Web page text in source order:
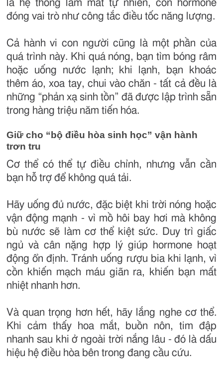
là hệ thống làm mát tự nhiên, còn hormone
đóng vai trò như công tắc điều tốc năng lượng.
Cả hành vi con người cũng là một phần của
quá trình này. Khi quá nóng, bạn tìm bóng râm
hoặc uống nước lạnh; khi lạnh, bạn khoác
thêm áo, xoa tay, chui vào chăn - tất cả đều là
những “phản xạ sinh tồn” đã được lập trình sẵn
trong hàng triệu năm tiến hóa.
Giữ cho “bộ điều hòa sinh học” vận hành
trơn tru
Cơ thể có thể tự điều chỉnh, nhưng vẫn cần
bạn hỗ trợ để không quá tải.
Hãy uống đủ nước, đặc biệt khi trời nóng hoặc
vận động mạnh - vì mồ hôi bay hơi mà không
bù nước sẽ làm cơ thể kiệt sức. Duy trì giấc
ngủ và cân nặng hợp lý giúp hormone hoạt
động ổn định. Tránh uống rượu bia khi lạnh, vì
cồn khiến mạch máu giãn ra, khiến bạn mất
nhiệt nhanh hơn.
Và quan trọng hơn hết, hãy lắng nghe cơ thể.
Khi cảm thấy hoa mắt, buồn nôn, tim đập
nhanh sau khi ở ngoài trời nắng lâu - đó là dấu
hiệu hệ điều hòa bên trong đang cầu cứu.